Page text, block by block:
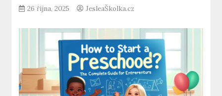
26 října, 2025 JesleaŠkolka.cz